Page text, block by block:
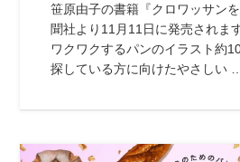
笹原由子の書籍『クロワッサン
聞社より11月11日に発売されま
ワクワクするパンのイラスト約
探している方に向けたやさしい …